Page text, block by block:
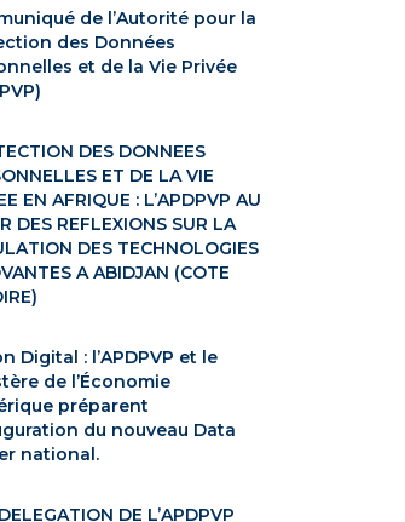
de l’Autorité pour la
des Données
et de la Vie Privée
DES DONNEES
ET DE LA VIE
EN AFRIQUE : L’APDPVP AU
DES REFLEXIONS SUR LA
DES TECHNOLOGIES
A ABIDJAN (COTE
Digital : l’APDPVP et le
de l’Économie
préparent
du nouveau Data
national.
DE L’APDPVP